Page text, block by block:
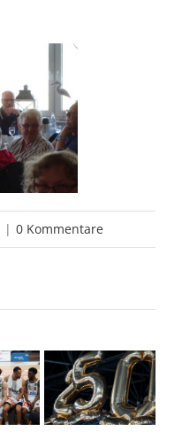
| 0 Kommentare